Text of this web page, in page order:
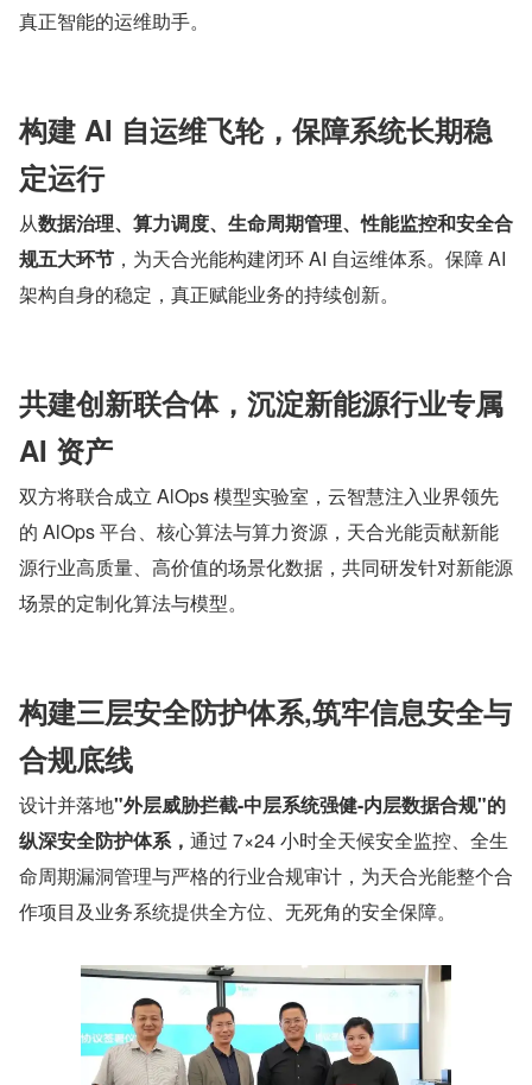
真正智能的运维助手。
构建 AI 自运维飞轮，保障系统长期稳
定运行
从数据治理、算力调度、生命周期管理、性能监控和安全合
规五大环节 ，为天合光能构建闭环 AI 自运维体系。保障 AI
架构自身的稳定，真正赋能业务的持续创新。
共建创新联合体，沉淀新能源行业专属
AI 资产
双方将联合成立 AlOps 模型实验室，云智慧注入业界领先
的 AlOps 平台、核心算法与算力资源，天合光能贡献新能
源行业高质量、高价值的场景化数据，共同研发针对新能源
场景的定制化算法与模型。
构建三层安全防护体系,筑牢信息安全与
合规底线
设计并落地"外层威胁拦截-中层系统强健-内层数据合规"的
纵深安全防护体系， 通过 7×24 小时全天候安全监控、全生
命周期漏洞管理与严格的行业合规审计，为天合光能整个合
作项目及业务系统提供全方位、无死角的安全保障。